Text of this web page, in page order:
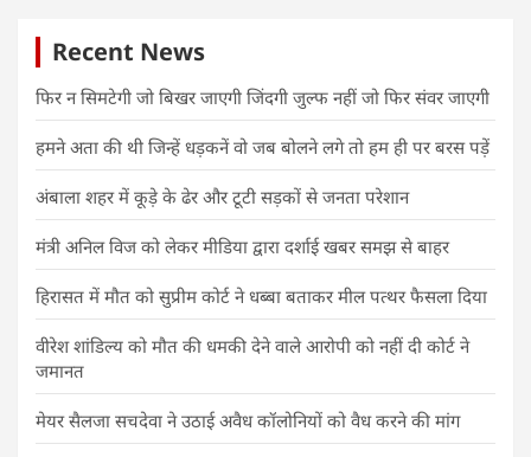
Recent News
फिर न सिमटेगी जो बिखर जाएगी जिंदगी जुल्फ नहीं जो फिर संवर जाएगी
हमने अता की थी जिन्हें धड़कनें वो जब बोलने लगे तो हम ही पर बरस पड़ें
अंबाला शहर में कूड़े के ढेर और टूटी सड़कों से जनता परेशान
मंत्री अनिल विज को लेकर मीडिया द्वारा दर्शाई खबर समझ से बाहर
हिरासत में मौत को सुप्रीम कोर्ट ने धब्बा बताकर मील पत्थर फैसला दिया
वीरेश शांडिल्य को मौत की धमकी देने वाले आरोपी को नहीं दी कोर्ट ने
जमानत
मेयर सैलजा सचदेवा ने उठाई अवैध कॉलोनियों को वैध करने की मांग